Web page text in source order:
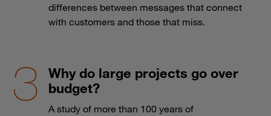
differences between messages that connect
with customers and those that miss.
Why do large projects go over
budget?
A study of more than 100 years of